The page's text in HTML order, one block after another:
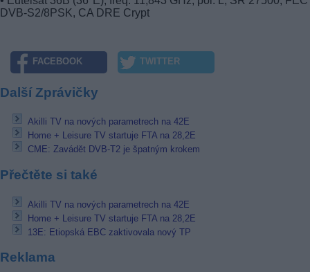
DVB-S2/8PSK, CA DRE Crypt
FACEBOOK TWITTER
Další Zprávičky
Akilli TV na nových parametrech na 42E
Home + Leisure TV startuje FTA na 28,2E
CME: Zavádět DVB-T2 je špatným krokem
Přečtěte si také
Akilli TV na nových parametrech na 42E
Home + Leisure TV startuje FTA na 28,2E
13E: Etiopská EBC zaktivovala nový TP
Reklama